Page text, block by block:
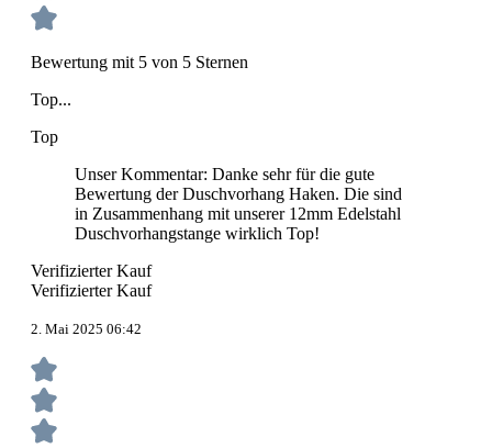
Bewertung mit 5 von 5 Sternen
Top...
Top
Unser Kommentar: Danke sehr für die gute
Bewertung der Duschvorhang Haken. Die sind
in Zusammenhang mit unserer 12mm Edelstahl
Duschvorhangstange wirklich Top!
Verifizierter Kauf
Verifizierter Kauf
2. Mai 2025 06:42